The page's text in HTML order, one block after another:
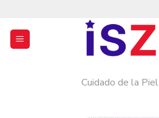
contenido
Cuidado de la Piel